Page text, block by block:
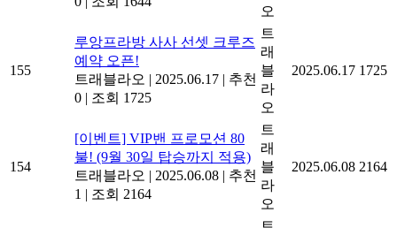
오
155
루앙프라방 사사 선셋 크루즈
예약 오픈!
트래블라오 | 2025.06.17 | 추천
0 | 조회 1725
트
래
블
라
오
2025.06.17 1725
154
[이벤트] VIP밴 프로모션 80
불! (9월 30일 탑승까지 적용)
트래블라오 | 2025.06.08 | 추천
1 | 조회 2164
트
래
블
라
오
2025.06.08 2164